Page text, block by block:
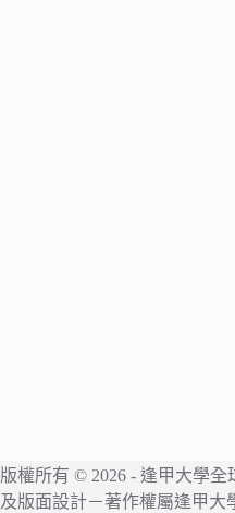
版權所有 © 2026 - 逢甲大學全
及版面設計－著作權屬逢甲大